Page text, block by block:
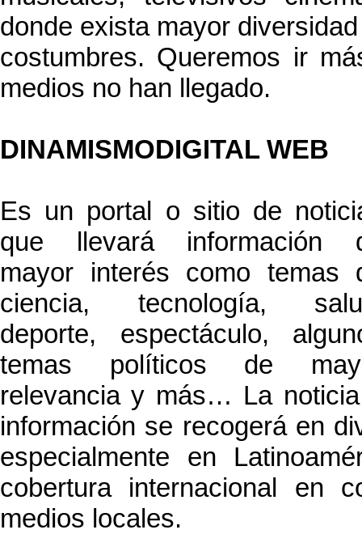
donde exista mayor
costumbres. Queremos ir
medios no han llegado.
DINAMISMODIGITAL WEB
Es un portal o sitio de
que llevará información
mayor interés como temas
ciencia, tecnología,
deporte, espectáculo,
temas políticos de
relevancia y más… La
información se recogerá en
especialmente en
cobertura internacional en
medios locales.